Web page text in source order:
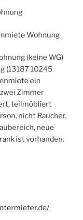
Wohnung
(keine WG)
(13187 10245
ein
Zimmer
teilmöbliert
nicht Raucher,
neue
ist vorhanden.